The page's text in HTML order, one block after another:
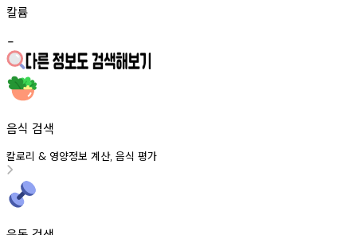
칼륨
-
음식 검색
칼로리 & 영양정보 계산, 음식 평가